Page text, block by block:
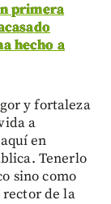
primera
hecho a
y fortaleza
a
en
Tenerlo
sino como
rector de la